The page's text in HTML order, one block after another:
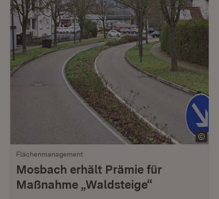
Flächenmanagement
Mosbach erhält Prämie für
Maßnahme „Waldsteige“